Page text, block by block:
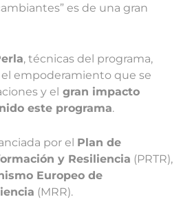
es de una gran
, técnicas del programa,
empoderamiento que se
y el gran impacto
este programa.
por el Plan de
y Resiliencia (PRTR),
Europeo de
(MRR).